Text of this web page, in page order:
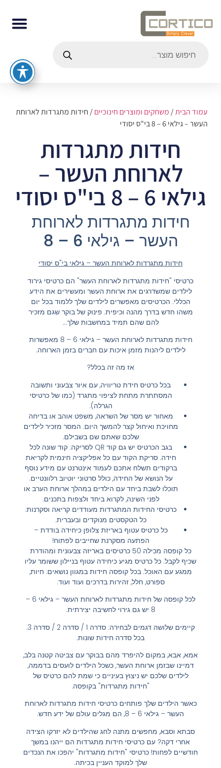
עמוד הבית/משחקים ומוצרים חינוכיים/ חידות מתגרדות לארוחת
העשר – גילאי 6 – 8 בי"ס יסודי
חידות מתגרדות
לארוחת העשר –
גילאי 6 – 8 בי"ס יסודי
חידות מתגרדות לארוחת
העשר – גילאי 6 – 8
חידות מתגרדות לארוחת העשר – גילאי בי"ס יסודי
כרטיסי "חידות מתגרדות לארוחת העשר" הם כרטיסי גירוד
לילדים שמשדרגים את ארוחת העשר ומעשירים את הידע
הכללי. הכרטיסים מאפשרים לילדים שלך ללמוד בכל יום
משהו חדש בדרך מהנה וכיפית. פינוק של בוקר שגם מזכיר
להם שהם תמיד במחשבות שלך…
חידות מתגרדות לארוחת העשר – גילאי 6 – 8 מאפשרות
לילדים ליהנות מזמן איכות עם חברים בזמן הארוחה.
אז מה זה בכלל?
בכל כרטיס חידת טריוויה, עם איור צבעוני ותשובה
המסתתרת מתחת לציפוי מתגרד (כמו של כרטיסי
הגרלה).
מאחור יש מסר של השראה, משפט אוהב או בדיחה
מחויכת ואיחול קצר להמשך היום. המסר מזכיר לילדים
שלכם שאתם שם בשבילם.
בגב הכרטיס יש גם קוד QR לסריקה: קוד שונה לכל
חידה. סריקת הקוד עם כל אפליקציה חינמית לקריאת
ברקודים תשלח אתכם לעמוד אינטרנט עם מידע נוסף
על הנושא של החידה, כולל סרטוני יוטיוב רלוונטיים.
תוכלו לשבת ביחד עם הילדים במהלך ארוחת הערב או
לפני השינה, לקרוא ביחד ולצפות בתכנים.
כרטיסי החידות המתגרדות מעודדים קריאה וסקרנות:
כל הטקסטים מנוקדים ובעברית.
כל כרטיס עטוף באריזת צלופן כיחידה בודדת –
הפתעה מסקרנת שחייבים לפתוח!
כל קופסה מכילה 50 כרטיסים באריזה צבעונית ומהודרת
שכיף לקבל. כל כרטיס מגיע כיחידה עטוף בניילון ששומר עליו
ממגע עם האוכל. בכל קופסה חידות במגוון נושאים: חיות,
ספורט, חלל, זהירות בדרכים ועוד ועוד.
לכל קופסה של חידות מתגרדות לארוחת העשר – גילאי 6 –
8 יש גם גירוי לחשיבה יצירתית.
קיימים שלושה דגמים לבחירה: סדרה 1 / סדרה 2 / סדרה 3.
בכל סדרה חידות שונות.
אמא, אבא, במקום להיפרד מהם בבוקר עם צביטה קטנה בלב,
דמיינו שבזמן ארוחת העשר, כשכל הילדים לועסים בדממה,
לילדים שלכם יש ניצוץ בעיניים כי שמת להם כרטיס של
"חידות מתגרדות" בקופסה.
כאשר הילדים שלך פותחים כרטיסי חידות מתגרדות לארוחת
העשר – גילאי 6 – 8, הם מגלים עולם של ידע חדש.
סבתא וסבא, מחפשים מתנה לחג שהילדים לא יזרקו הצידה
אחרי דקה? עם כרטיסי חידות מתגרדות הם ייהנו במשך
חודשיים לפחות! כרטיסי "חידות מתגרדות" יהפכו את הנכדים
שלך למוקד העניין בכיתה.